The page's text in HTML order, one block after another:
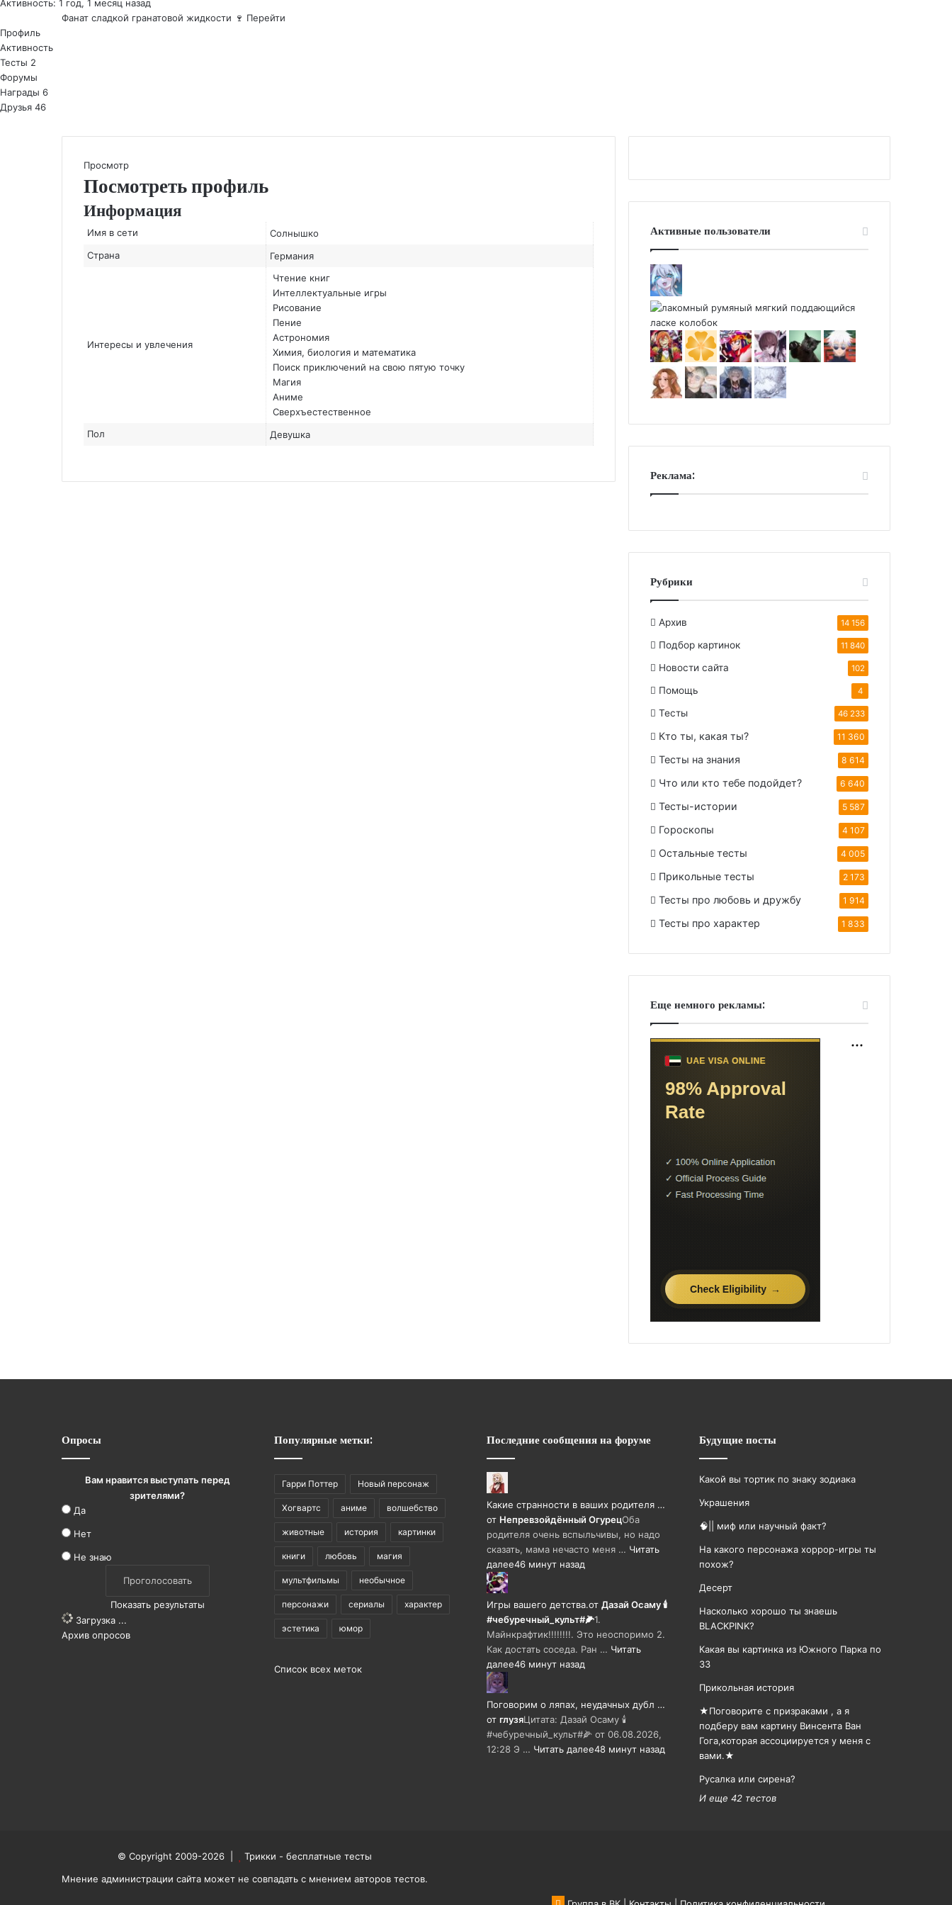
Активность: 1 год, 1 месяц назад
Фанат сладкой гранатовой жидкости 🍷 Перейти
Профиль
Активность
Тесты 2
Форумы
Награды 6
Друзья 46
Просмотр
Посмотреть профиль
Информация
Имя в сети
Солнышко
Страна
Германия
Интересы и увлечения
Чтение книг
Интеллектуальные игры
Рисование
Пение
Астрономия
Химия, биология и математика
Поиск приключений на свою пятую точку
Магия
Аниме
Сверхъестественное
Пол
Девушка
Активные пользователи
Реклама:
Рубрики
Архив 14 156
Подбор картинок 11 840
Новости сайта 102
Помощь 4
Тесты 46 233
Кто ты, какая ты? 11 360
Тесты на знания 8 614
Что или кто тебе подойдет? 6 640
Тесты-истории 5 587
Гороскопы 4 107
Остальные тесты 4 005
Прикольные тесты 2 173
Тесты про любовь и дружбу 1 914
Тесты про характер 1 833
Еще немного рекламы:
Опросы
Вам нравится выступать перед
зрителями?
Да
Нет
Не знаю
Показать результаты
Загрузка ...
Архив опросов
Популярные метки:
Гарри Поттер Новый персонаж
Хогвартс аниме волшебство
животные история картинки
книги любовь магия
мультфильмы необычное
персонажи сериалы характер
эстетика юмор
Список всех меток
Последние сообщения на форуме
Какие странности в ваших родителя …
от Непревзойдëнный ОгурецОба
родителя очень вспыльчивы, но надо
сказать, мама нечасто меня … Читать
далее46 минут назад
Игры вашего детства.от Дазай Осаму 🕯
#чебуречный_культ#🌽1.
Майнкрафтик!!!!!!!!. Это неоспоримо 2.
Как достать соседа. Ран … Читать
далее46 минут назад
Поговорим о ляпах, неудачных дубл …
от глузяЦитата: Дазай Осаму 🕯
#чебуречный_культ#🌽 от 06.08.2026,
12:28 Э … Читать далее48 минут назад
Будущие посты
Какой вы тортик по знаку зодиака
Украшения
🧠|| миф или научный факт?
На какого персонажа хоррор-игры ты
похож?
Десерт
Насколько хорошо ты знаешь
BLACKPINK?
Какая вы картинка из Южного Парка по
ЗЗ
Прикольная история
★Поговорите с призраками , а я
подберу вам картину Винсента Ван
Гога,которая ассоциируется у меня с
вами.★
Русалка или сирена?
И еще 42 тестов
© Copyright 2009-2026 |
Трикки - бесплатные тесты
Мнение администрации сайта может не совпадать с мнением авторов тестов.